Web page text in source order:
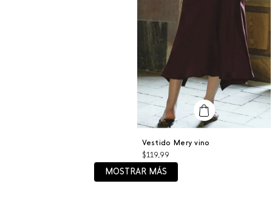
L
AGREGAR AL CARRITO
Vestido Mery vino
$119,99
MOSTRAR MÁS